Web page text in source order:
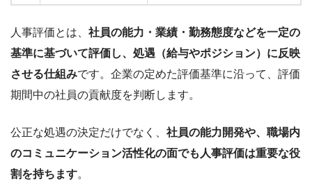
人事評価とは、 社員の能力・業績・勤務態度などを一定の
基準に基づいて評価し、処遇（給与やポジション）に反映
させる仕組みです。企業の定めた評価基準に沿って、評価
期間中の社員の貢献度を判断します。
公正な処遇の決定だけでなく、 社員の能力開発や、職場内
のコミュニケーション活性化の面でも人事評価は重要な役
割を持ちます。